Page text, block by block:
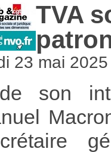
TVA
23 mai 2025
son